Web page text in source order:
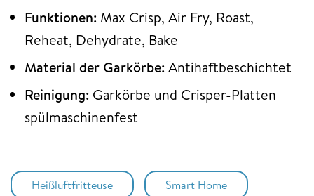
Funktionen: Max Crisp, Air Fry, Roast,
Reheat, Dehydrate, Bake
Material der Garkörbe: Antihaftbeschichtet
Reinigung: Garkörbe und Crisper-Platten
spülmaschinenfest
Heißluftfritteuse Smart Home